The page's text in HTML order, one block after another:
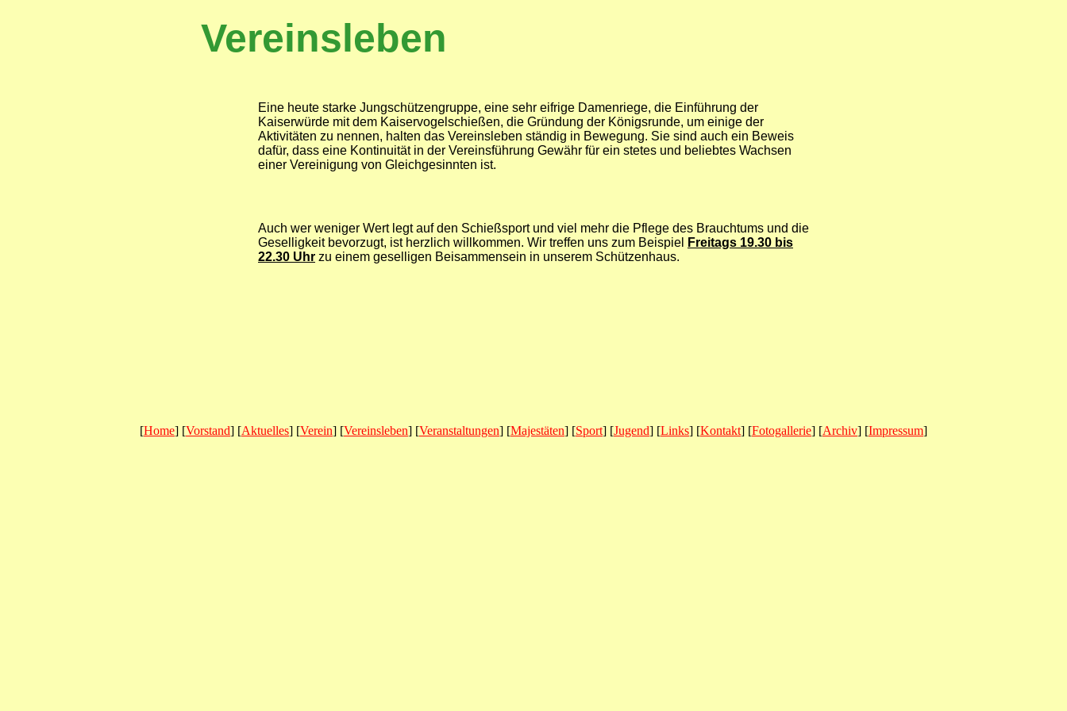
Vereinsleben
Eine heute starke Jungschützengruppe, eine sehr eifrige Damenriege, die Einführung der
Kaiserwürde mit dem Kaiservogelschießen, die Gründung der Königsrunde, um einige der
Aktivitäten zu nennen, halten das Vereinsleben ständig in Bewegung. Sie sind auch ein Beweis
dafür, dass eine Kontinuität in der Vereinsführung Gewähr für ein stetes und beliebtes Wachsen
einer Vereinigung von Gleichgesinnten ist.
Auch wer weniger Wert legt auf den Schießsport und viel mehr die Pflege des Brauchtums und die
Geselligkeit bevorzugt, ist herzlich willkommen. Wir treffen uns zum Beispiel
Freitags 19.30 bis
22.30 Uhr zu einem geselligen Beisammensein in unserem Schützenhaus.
[Home] [Vorstand] [Aktuelles] [Verein] [Vereinsleben] [Veranstaltungen] [Majestäten] [Sport] [Jugend] [Links] [Kontakt] [Fotogallerie] [Archiv] [Impressum]